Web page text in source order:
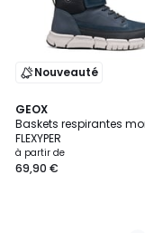
Nouveauté
GEOX
Baskets respirantes
FLEXYPER
à partir de
69,90 €
2
Couleurs